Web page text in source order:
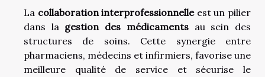
La collaboration interprofessionnelleest un pilier
dans la gestion des médicamentsau sein des
structures de soins. Cette synergie entre
pharmaciens, médecins et infirmiers, favorise une
meilleure qualité de service et sécurise le